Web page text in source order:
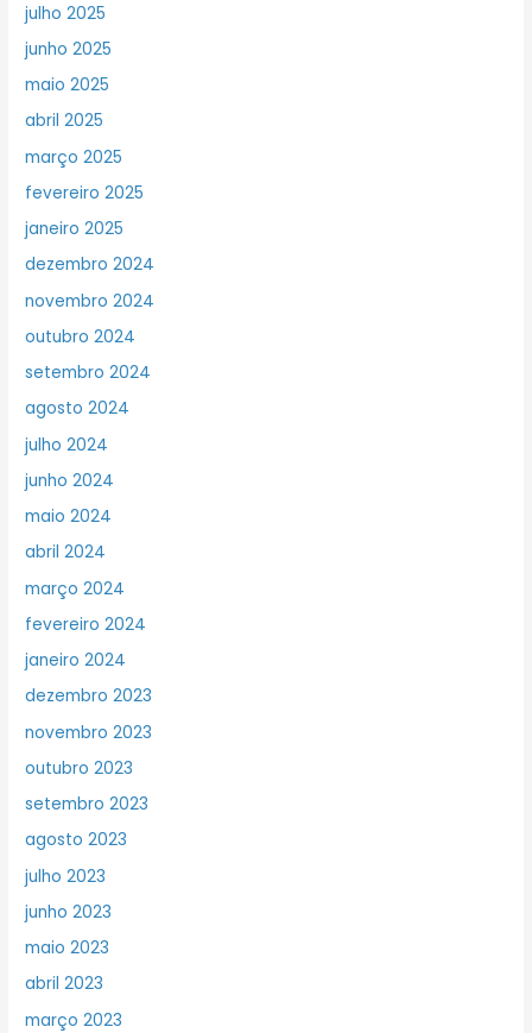
julho 2025
junho 2025
maio 2025
abril 2025
março 2025
fevereiro 2025
janeiro 2025
dezembro 2024
novembro 2024
outubro 2024
setembro 2024
agosto 2024
julho 2024
junho 2024
maio 2024
abril 2024
março 2024
fevereiro 2024
janeiro 2024
dezembro 2023
novembro 2023
outubro 2023
setembro 2023
agosto 2023
julho 2023
junho 2023
maio 2023
abril 2023
março 2023